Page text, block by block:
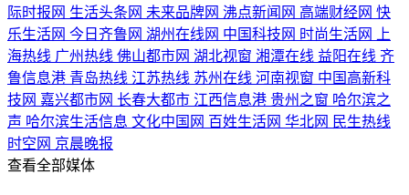
际时报网 生活头条网 未来品牌网 沸点新闻网 高端财经网 快
乐生活网 今日齐鲁网 湖州在线网 中国科技网 时尚生活网
上
海热线 广州热线 佛山都市网 湖北视窗 湘潭在线 益阳在线 齐
鲁信息港 青岛热线 江苏热线 苏州在线 河南视窗 中国高新科
技网 嘉兴都市网 长春大都市 江西信息港 贵州之窗 哈尔滨之
声 哈尔滨生活信息 文化中国网 百姓生活网 华北网 民生热线
时空网 京晨晚报
查看全部媒体